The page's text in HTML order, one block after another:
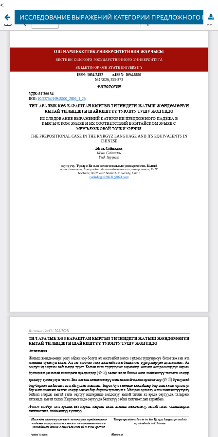
<
ИССЛЕДОВАНИЕ ВЫРАЖЕНИЙ КАТЕГОРИИ ПРЕДЛОЖНОГО ПАДЕЖА В КЫРГЫЗСКОМ ЯЗЫКЕ И ИХ СООТВЕТСТВИЙ В КИТАЙСКОМ ЯЗЫКЕ С МЕЖЪЯЗЫКОВОЙ ТОЧКИ ЗРЕНИЯ